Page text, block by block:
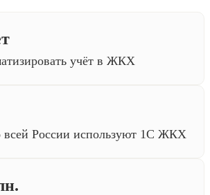
учёт в ЖКХ
всей России используют 1С ЖКХ